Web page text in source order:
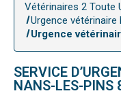
Vétérinaires 2 Toute
Urgence vétérinaire
Urgence
SERVICE
NANS-LES-PINS